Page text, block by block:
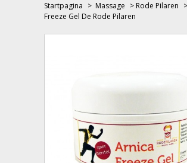
Startpagina > Massage > Rode Pilaren >
Freeze Gel De Rode Pilaren